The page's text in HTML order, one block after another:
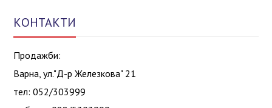
КОНТАКТИ
Продажби:
Варна, ул."Д-р Железкова" 21
тел: 052/303999